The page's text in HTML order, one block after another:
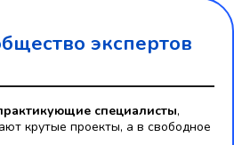
экспертов
специалисты,
крутые проекты, а в свободное